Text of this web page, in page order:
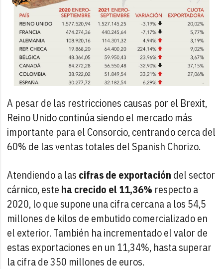
A pesar de las restricciones causas por el Brexit,
Reino Unido continúa siendo el mercado más
importante para el Consorcio, centrando cerca del
60% de las ventas totales del Spanish Chorizo.
Atendiendo a las cifras de exportación del sector
cárnico, este ha crecido el 11,36% respecto a
2020, lo que supone una cifra cercana a los 54,5
millones de kilos de embutido comercializado en
el exterior. También ha incrementado el valor de
estas exportaciones en un 11,34%, hasta superar
la cifra de 350 millones de euros.